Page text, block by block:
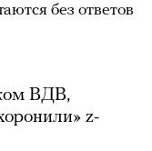
без ответов
ВДВ,
z-